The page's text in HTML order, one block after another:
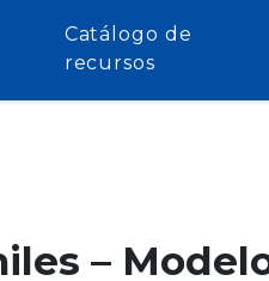
Catálogo de
recursos
–